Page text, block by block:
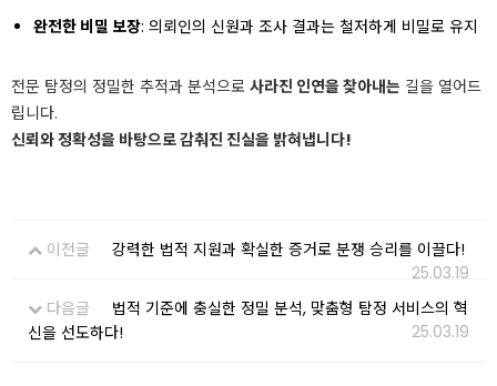
완전한 비밀 보장: 의뢰인의 신원과 조사 결과는 철저하게 비밀로 유지
전문 탐정의 정밀한 추적과 분석으로 사라진 인연을 찾아내는 길을 열어드
립니다.
신뢰와 정확성을 바탕으로 감춰진 진실을 밝혀냅니다!
이전글
강력한 법적 지원과 확실한 증거로 분쟁 승리를 이끌다!
25.03.19
다음글
법적 기준에 충실한 정밀 분석, 맞춤형 탐정 서비스의 혁
신을 선도하다!
25.03.19